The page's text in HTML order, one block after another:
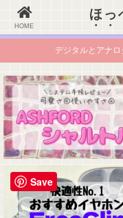
ほっ
デジタルとアナ
HOME
ほっ
Save